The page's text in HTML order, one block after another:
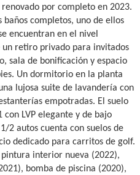
por completo en 2023.
completos, uno de ellos
encuentran en el nivel
un retiro privado para invitados
sala de bonificación y espacio
Un dormitorio en la planta
lujosa suite de lavandería con
empotradas. El suelo
LVP elegante y de bajo
2 autos cuenta con suelos de
dedicado para carritos de golf.
interior nueva (2022),
bomba de piscina (2020),